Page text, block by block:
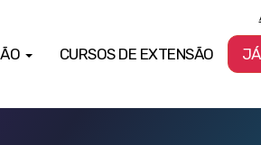
CURSOS DE EXTENSÃO